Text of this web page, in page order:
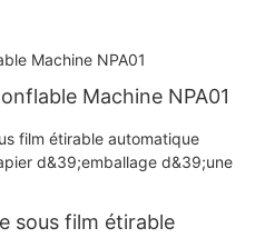
Machine NPA01
sous film étirable